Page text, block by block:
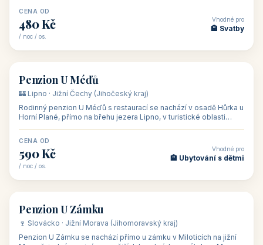
CENA OD
480 Kč
/ noc / os.
Vhodné pro
🏨 Svatby
🏡 penzion
Penzion U Méďů
🏰 Lipno · Jižní Čechy (Jihočeský kraj)
Rodinný penzion U Méďů s restaurací se nachází v osadě Hůrka u
Horní Plané, přímo na břehu jezera Lipno, v turistické oblasti
CENA OD
590 Kč
/ noc / os.
Vhodné pro
🏨 Ubytování s dětmi
🏡 penzion
Penzion U Zámku
🍷 Slovácko · Jižní Morava (Jihomoravský kraj)
Penzion U Zámku se nachází přímo u zámku v Miloticích na jižní